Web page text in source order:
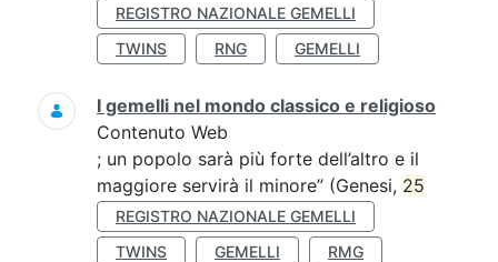
REGISTRO NAZIONALE GEMELLI
TWINS
RNG GEMELLI
I gemelli nel mondo classico e religioso
Contenuto Web
; un popolo sarà più forte dell’altro e il
maggiore servirà il minore” (Genesi, 25
REGISTRO NAZIONALE GEMELLI
TWINS
GEMELLI RMG